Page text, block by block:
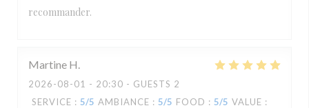
recommander.
Martine H
2026-08-01 - 20:30 - GUESTS 2
SERVICE : 5/5 AMBIANCE : 5/5 FOOD : 5/5 VALUE :